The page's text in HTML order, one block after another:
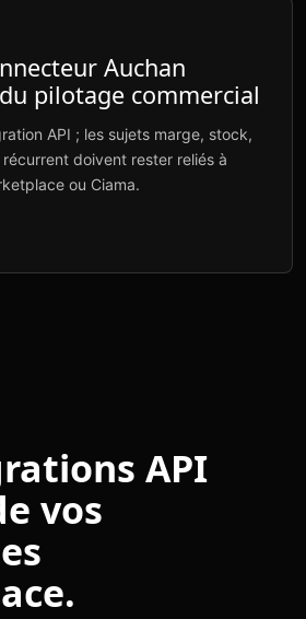
Auchan
pilotage commercial
API ; les sujets marge, stock,
doivent rester reliés à
ou Ciama.
API
vos